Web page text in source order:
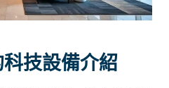
技設備介紹